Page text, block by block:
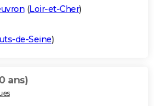
(Loir-et-Cher)
de-Seine)
ans)